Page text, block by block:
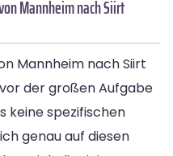
Mannheim nach Siirt
Mannheim nach Siirt
der großen Aufgabe
keine spezifischen
genau auf diesen